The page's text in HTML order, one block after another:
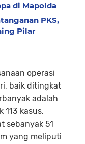
di Mapolda
PKS,
Pilar
operasi
baik ditingkat
adalah
113 kasus,
sebanyak 51
yang meliputi